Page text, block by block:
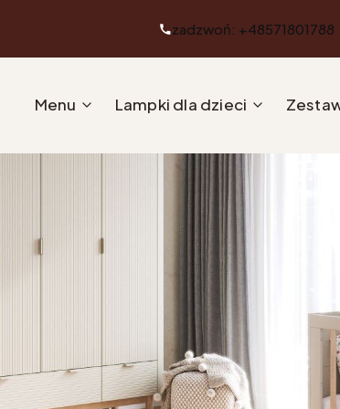
zadzwoń: +48571801788
Menu Lampki dla dzieci